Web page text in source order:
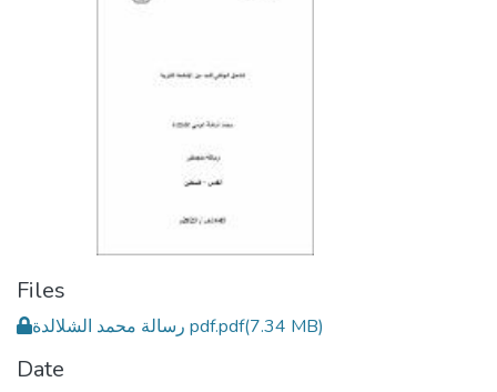
Files
رسالة محمد الشلالدة pdf.pdf(7.34 MB)
Date